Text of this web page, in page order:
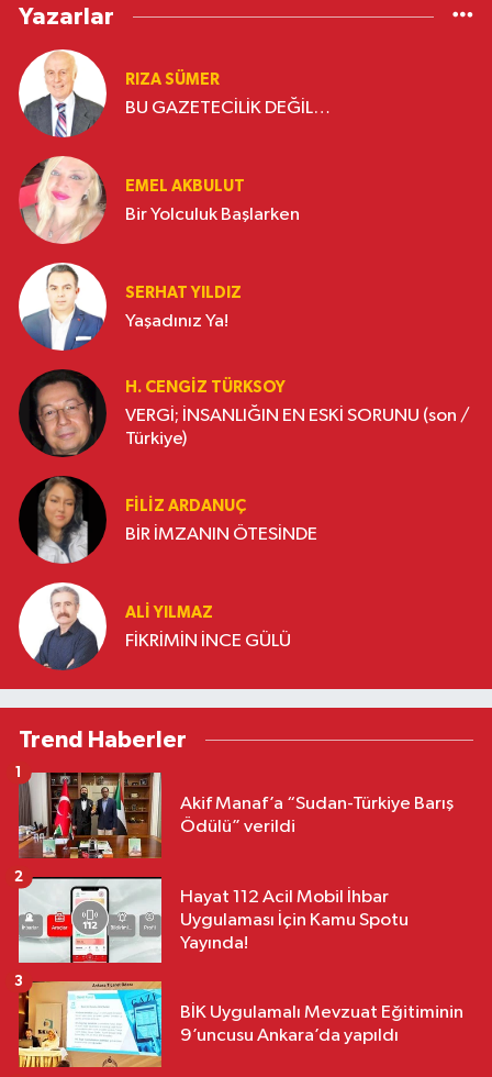
Yazarlar
RIZA SÜMER
BU GAZETECİLİK DEĞİL…
EMEL AKBULUT
Bir Yolculuk Başlarken
SERHAT YILDIZ
Yaşadınız Ya!
H. CENGIZ TÜRKSOY
VERGİ; İNSANLIĞIN EN ESKİ SORUNU (son /
Türkiye)
FILIZ ARDANUÇ
BİR İMZANIN ÖTESİNDE
ALI YILMAZ
FİKRİMİN İNCE GÜLÜ
Trend Haberler
Akif Manaf’a “Sudan-Türkiye Barış
Ödülü” verildi
1
Hayat 112 Acil Mobil İhbar
Uygulaması İçin Kamu Spotu
Yayında!
2
BİK Uygulamalı Mevzuat Eğitiminin
9’uncusu Ankara’da yapıldı
3